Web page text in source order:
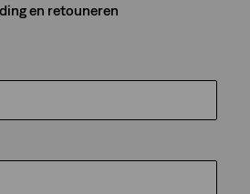
en retouneren